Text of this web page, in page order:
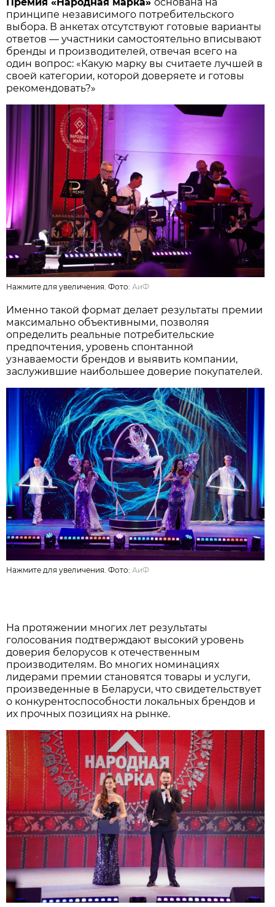
принципе независимого потребительского
выбора. В анкетах отсутствуют готовые варианты
ответов — участники самостоятельно вписывают
бренды и производителей, отвечая всего на
один вопрос: «Какую марку вы считаете лучшей в
своей категории, которой доверяете и готовы
рекомендовать?»
Нажмите для увеличения. Фото:АиФ
Именно такой формат делает результаты премии
максимально объективными, позволяя
определить реальные потребительские
предпочтения, уровень спонтанной
узнаваемости брендов и выявить компании,
заслужившие наибольшее доверие покупателей.
Нажмите для увеличения. Фото:АиФ
На протяжении многих лет результаты
голосования подтверждают высокий уровень
доверия белорусов к отечественным
производителям. Во многих номинациях
лидерами премии становятся товары и услуги,
произведенные в Беларуси, что свидетельствует
о конкурентоспособности локальных брендов и
их прочных позициях на рынке.